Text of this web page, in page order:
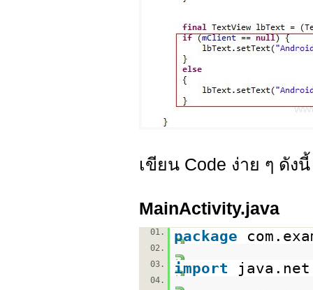
เขียน Code ง่าย ๆ ดังนี้
MainActivity.java
01. package
02.
03.
import
04.